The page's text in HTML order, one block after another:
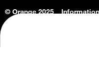
© Orange 2025